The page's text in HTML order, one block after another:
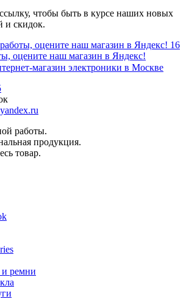
чтобы быть в курсе наших новых
и скидок.
16
оцените наш магазин в Яндекс!
работы.
продукция.
товар.
ремни